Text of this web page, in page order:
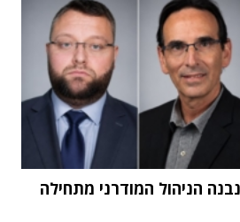
הניהול המודרני מתחילה